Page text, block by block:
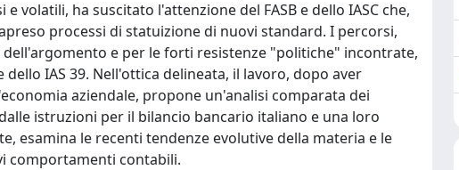
ha suscitato l'attenzione del FASB e dello IASC che,
processi di statuizione di nuovi standard. I percorsi,
e per le forti resistenze "politiche" incontrate,
IAS 39. Nell'ottica delineata, il lavoro, dopo aver
aziendale, propone un'analisi comparata dei
istruzioni per il bilancio bancario italiano e una loro
esamina le recenti tendenze evolutive della materia e le
comportamenti contabili.